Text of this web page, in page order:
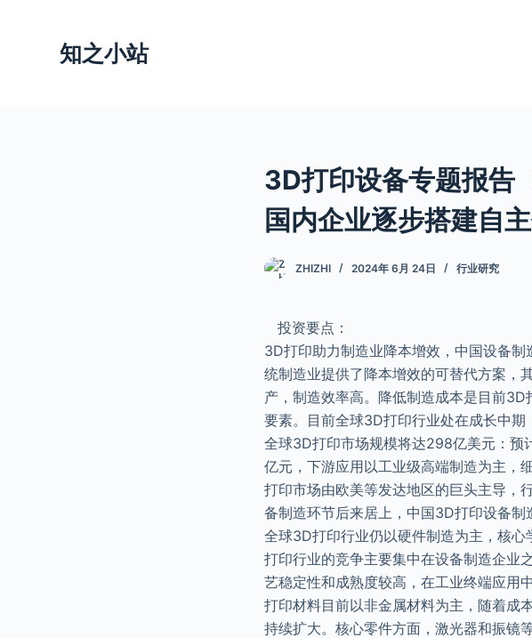
知之小站
3D打印设备专题报告
国内企业逐步搭建自
ZHIZHI 2024年 6月 24日 行业研究
投资要点：
3D打印助力制造业降本增效，中国设备
统制造业提供了降本增效的可替代方案，
产，制造效率高。降低制造成本是目前
要素。目前全球3D打印行业处在成长中
全球3D打印市场规模将达298亿美元：预
亿元，下游应用以工业级高端制造为主，
打印市场由欧美等发达地区的巨头主导，
备制造环节后来居上，中国3D打印设备制
全球3D打印行业仍以硬件制造为主，核
打印行业的竞争主要集中在设备制造企业
艺稳定性和成熟度较高，在工业终端应用
打印材料目前以非金属材料为主，随着成
持续扩大。核心零件方面，激光器和振镜